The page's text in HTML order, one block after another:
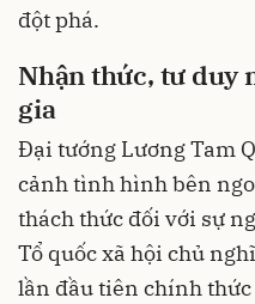
đột phá.
Nhận thức, tư duy
gia
Đại tướng Lương Tam
cảnh tình hình bên
thách thức đối với sự
Tổ quốc xã hội chủ
lần đầu tiên chính